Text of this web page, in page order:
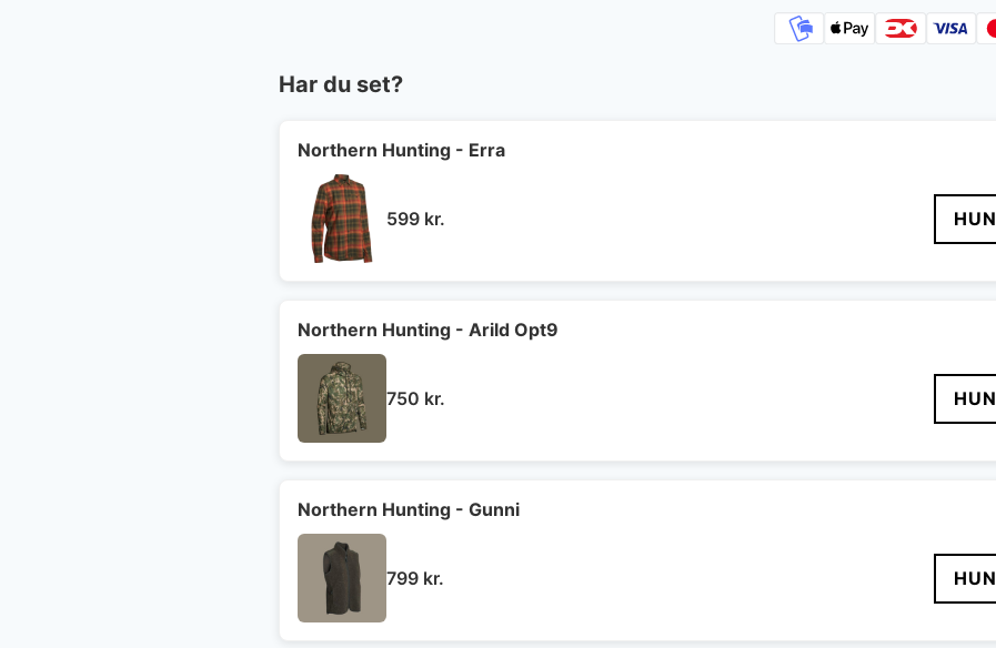
Har du set?
Northern Hunting - Erra
599 kr.
Northern Hunting - Arild Opt9
750 kr.
Northern Hunting - Gunni
799 kr.